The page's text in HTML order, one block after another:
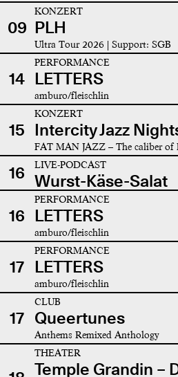
09
KONZERT
PLH
Ultra Tour 2026 | Support: SGB
14
PERFORMANCE
LETTERS
amburo/fleischlin
15
KONZERT
Intercity Jazz
FAT MAN JAZZ – The caliber of
16 LIVE-PODCAST
Wurst-Käse-Salat
16
PERFORMANCE
LETTERS
amburo/fleischlin
17
PERFORMANCE
LETTERS
amburo/fleischlin
17
CLUB
Queertunes
Anthems Remixed Anthology
THEATER
Temple Grandin –